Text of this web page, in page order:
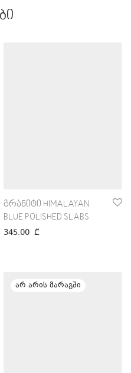
გრანიტი HIMALAYAN
BLUE POLISHED SLABS
345.00 ₾